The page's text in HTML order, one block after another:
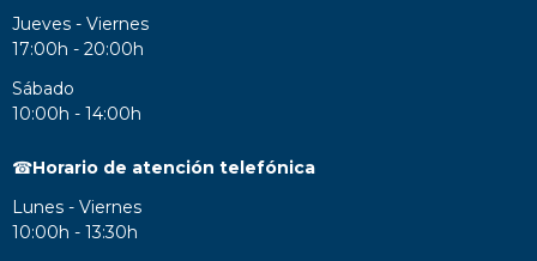
Jueves - Viernes
17:00h - 20:00h
Sábado
10:00h - 14:00h
☎Horario de atención telefónica
Lunes - Viernes
10:00h - 13:30h